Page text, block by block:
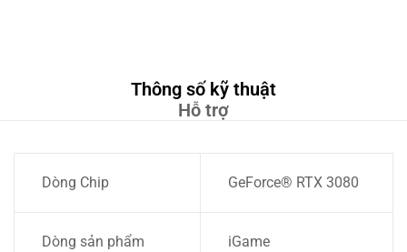
Thông số kỹ thuật
Hỗ trợ
Dòng Chip GeForce® RTX 3080
Dòng sản phẩm iGame